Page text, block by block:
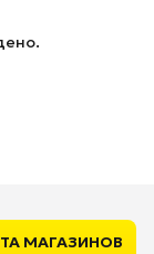
МАГАЗИНОВ